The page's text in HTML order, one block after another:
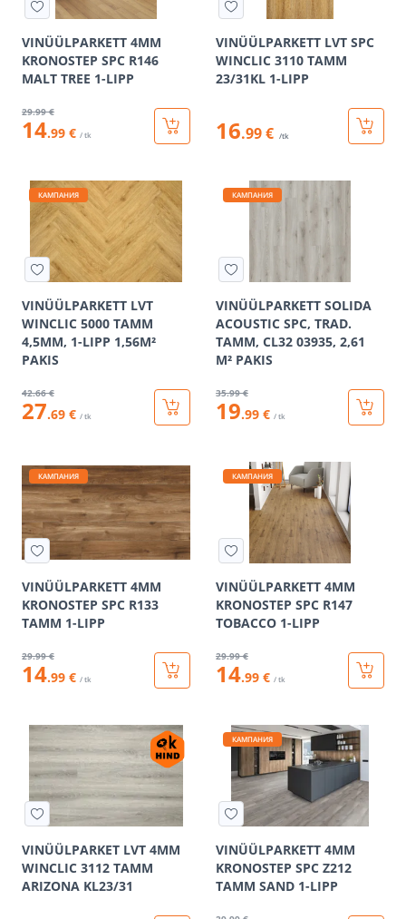
VINÜÜLPARKETT 4MM
KRONOSTEP SPC R146
MALT TREE 1-LIPP
29.99 €
14.99 € / tk
VINÜÜLPARKETT LVT SPC
WINCLIC 3110 TAMM
23/31KL 1-LIPP
16.99 € /tk
КАМПАНИЯ
VINÜÜLPARKETT LVT
WINCLIC 5000 TAMM
4,5MM, 1-LIPP 1,56M²
PAKIS
42.66 €
27.69 € / tk
КАМПАНИЯ
VINÜÜLPARKETT SOLIDA
ACOUSTIC SPC, TRAD.
TAMM, CL32 03935, 2,61
M² PAKIS
35.99 €
19.99 € / tk
КАМПАНИЯ
VINÜÜLPARKETT 4MM
KRONOSTEP SPC R133
TAMM 1-LIPP
29.99 €
14.99 € / tk
КАМПАНИЯ
VINÜÜLPARKETT 4MM
KRONOSTEP SPC R147
TOBACCO 1-LIPP
29.99 €
14.99 € / tk
VINÜÜLPARKET LVT 4MM
WINCLIC 3112 TAMM
ARIZONA KL23/31
КАМПАНИЯ
VINÜÜLPARKETT 4MM
KRONOSTEP SPC Z212
TAMM SAND 1-LIPP